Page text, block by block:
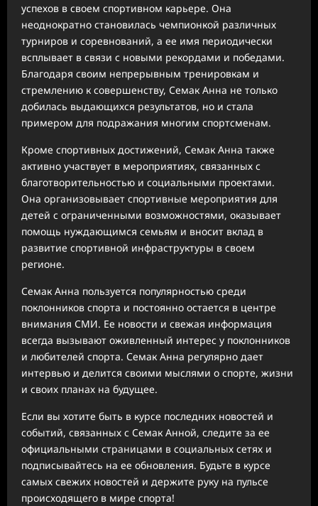
успехов в своем спортивном карьере. Она
неоднократно становилась чемпионкой различных
турниров и соревнований, а ее имя периодически
всплывает в связи с новыми рекордами и победами.
Благодаря своим непрерывным тренировкам и
стремлению к совершенству, Семак Анна не только
добилась выдающихся результатов, но и стала
примером для подражания многим спортсменам.
Кроме спортивных достижений, Семак Анна также
активно участвует в мероприятиях, связанных с
благотворительностью и социальными проектами.
Она организовывает спортивные мероприятия для
детей с ограниченными возможностями, оказывает
помощь нуждающимся семьям и вносит вклад в
развитие спортивной инфраструктуры в своем
регионе.
Семак Анна пользуется популярностью среди
поклонников спорта и постоянно остается в центре
внимания СМИ. Ее новости и свежая информация
всегда вызывают оживленный интерес у поклонников
и любителей спорта. Семак Анна регулярно дает
интервью и делится своими мыслями о спорте, жизни
и своих планах на будущее.
Если вы хотите быть в курсе последних новостей и
событий, связанных с Семак Анной, следите за ее
официальными страницами в социальных сетях и
подписывайтесь на ее обновления. Будьте в курсе
самых свежих новостей и держите руку на пульсе
происходящего в мире спорта!